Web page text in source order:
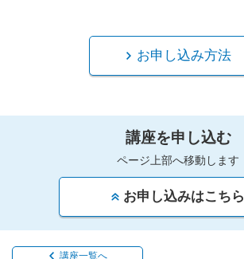
お申し込み方法
講座を申し込む
ページ上部へ移動します
お申し込みはこちら
講座一覧へ